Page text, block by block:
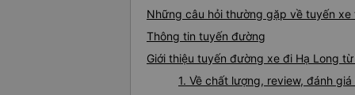
Những câu hỏi thường gặp về tuyến xe
Thông tin tuyến đường
Giới thiệu tuyến đường xe đi Hạ Long từ
1. Về chất lượng, review, đánh